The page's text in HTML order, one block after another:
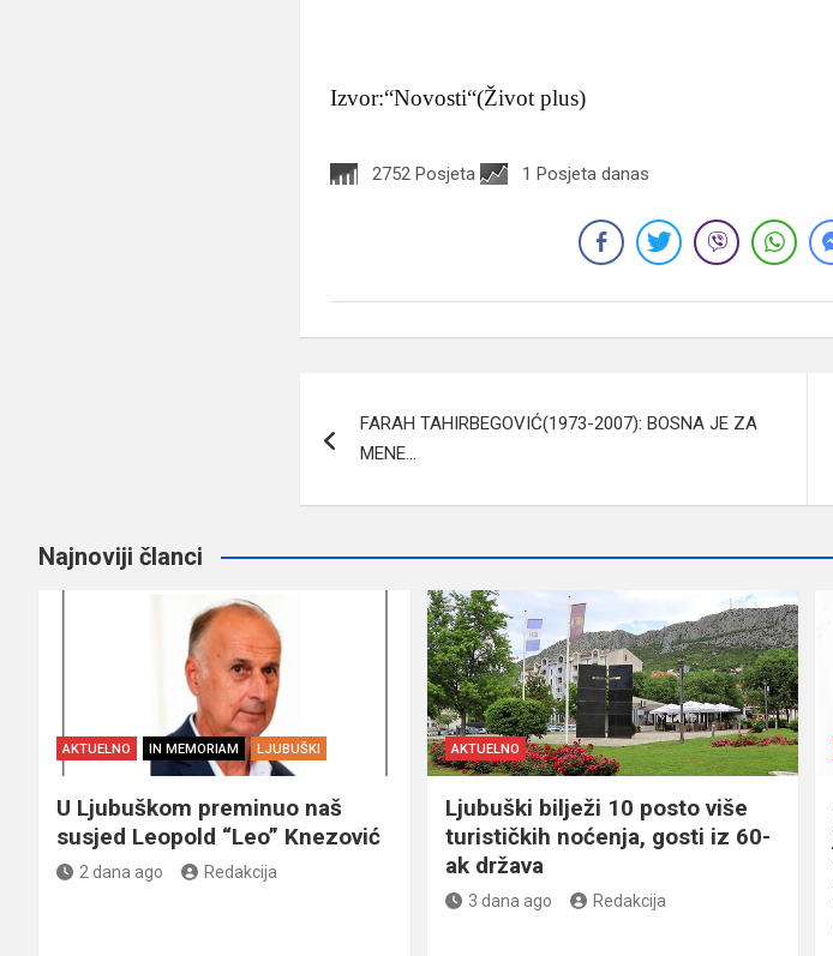
Izvor:“Novosti“(Život plus)
2752 Posjeta 1 Posjeta danas
članaka
FARAH TAHIRBEGOVIĆ(1973-2007): BOSNA JE ZA
MENE…
Najnoviji članci
AKTUELNO IN MEMORIAM LJUBUŠKI
U Ljubuškom preminuo naš
susjed Leopold “Leo” Knezović
2 dana ago Redakcija
AKTUELNO
Ljubuški bilježi 10 posto više
turističkih noćenja, gosti iz 60-
ak država
3 dana ago Redakcija